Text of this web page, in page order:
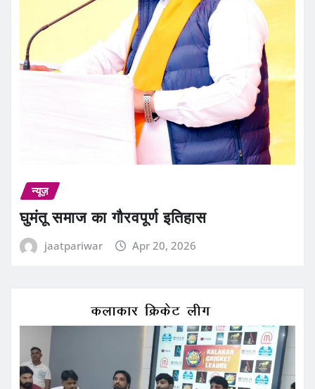
न्यूज़
घुमंतू समाज का गौरवपूर्ण इतिहास
jaatpariwar Apr 20, 2026